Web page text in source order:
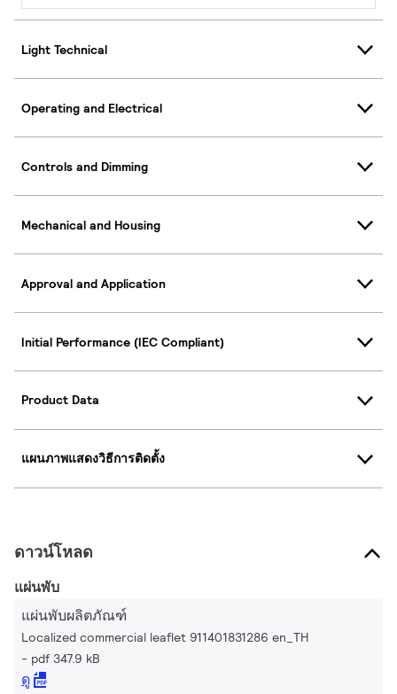
Light Technical
Operating and Electrical
Controls and Dimming
Mechanical and Housing
Approval and Application
Initial Performance (IEC Compliant)
Product Data
แผนภาพแสดงวิธีการติดตั้ง
ดาวน์โหลด
แผ่นพับ
แผ่นพับผลิตภัณฑ์
Localized commercial leaflet 911401831286 en_TH
pdf 347.9 kB
ดู